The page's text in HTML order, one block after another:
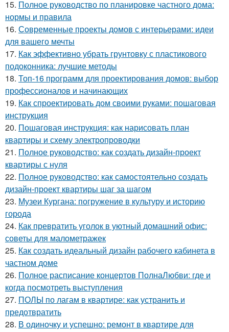
15. Полное руководство по планировке частного дома:
нормы и правила
16. Современные проекты домов с интерьерами: идеи
для вашего мечты
17. Как эффективно убрать грунтовку с пластикового
подоконника: лучшие методы
18. Топ-16 программ для проектирования домов: выбор
профессионалов и начинающих
19. Как спроектировать дом своими руками: пошаговая
инструкция
20. Пошаговая инструкция: как нарисовать план
квартиры и схему электропроводки
21. Полное руководство: как создать дизайн-проект
квартиры с нуля
22. Полное руководство: как самостоятельно создать
дизайн-проект квартиры шаг за шагом
23. Музеи Кургана: погружение в культуру и историю
города
24. Как превратить уголок в уютный домашний офис:
советы для малометражек
25. Как создать идеальный дизайн рабочего кабинета в
частном доме
26. Полное расписание концертов ПолнаЛюбви: где и
когда посмотреть выступления
27. ПОЛЫ по лагам в квартире: как устранить и
предотвратить
28. В одиночку и успешно: ремонт в квартире для